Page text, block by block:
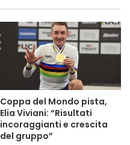
Coppa del Mondo pista,
Elia Viviani: “Risultati
incoraggianti e crescita
del gruppo”